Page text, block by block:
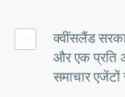
क्वींसलैंड
और एक प्रति
समाचार